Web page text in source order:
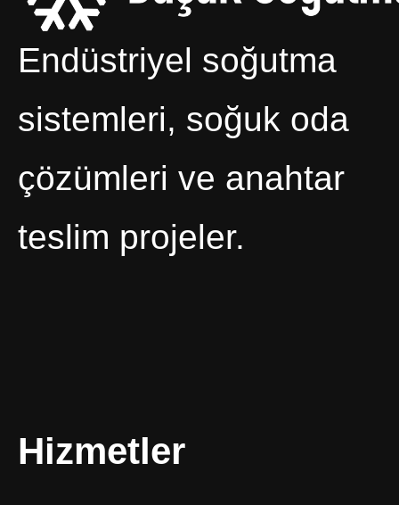
Endüstriyel soğutma
sistemleri, soğuk oda
çözümleri ve anahtar
teslim projeler.
Hizmetler